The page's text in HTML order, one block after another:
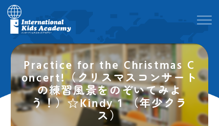
Practice for the Christmas C
oncert!（クリスマスコンサート
の練習風景をのぞいてみよ
う！）☆Kindy 1 （年少クラ
ス）